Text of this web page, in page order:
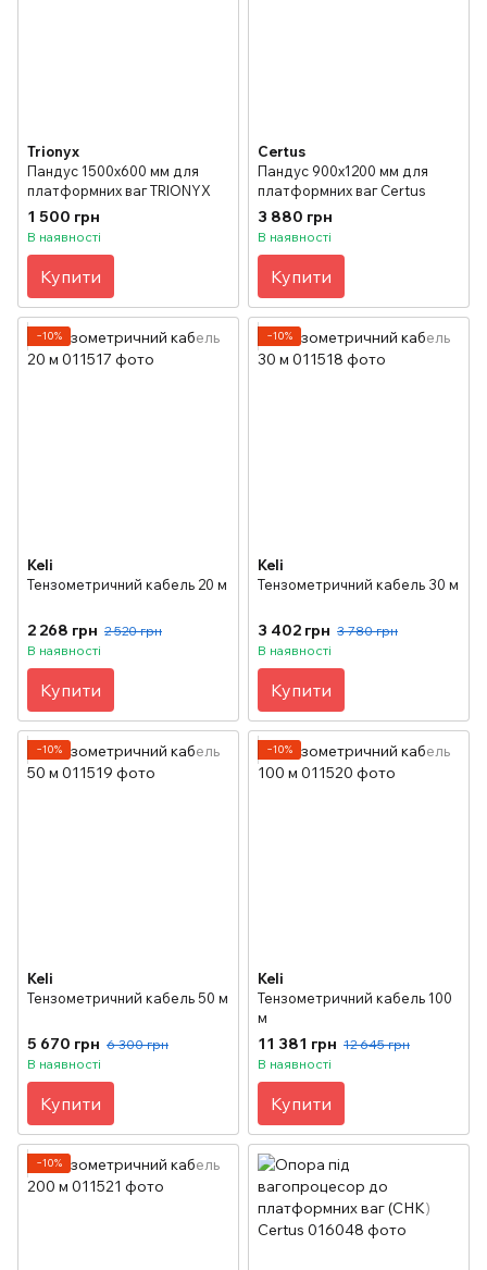
Trionyx
Пандус 1500х600 мм для
платформних ваг TRIONYX
1 500 грн
В наявності
Купити
Certus
Пандус 900х1200 мм для
платформних ваг Certus
3 880 грн
В наявності
Купити
−10%
Keli
Тензометричний кабель 20 м
2 268 грн 2 520 грн
В наявності
Купити
−10%
Keli
Тензометричний кабель 30 м
3 402 грн 3 780 грн
В наявності
Купити
−10%
Keli
Тензометричний кабель 50 м
5 670 грн 6 300 грн
В наявності
Купити
−10%
Keli
Тензометричний кабель 100
м
11 381 грн 12 645 грн
В наявності
Купити
−10%